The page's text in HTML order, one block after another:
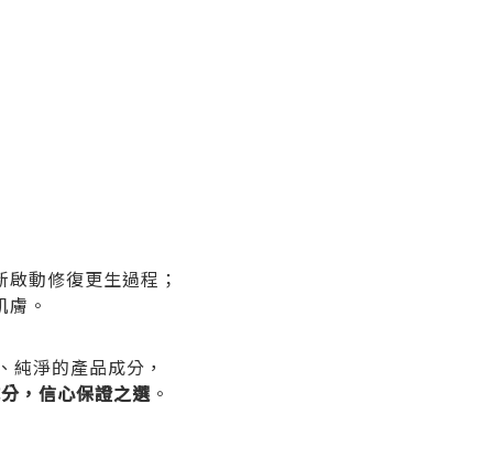
動修復更生過程；
。
淨的產品成分，
，信心保證之選 。